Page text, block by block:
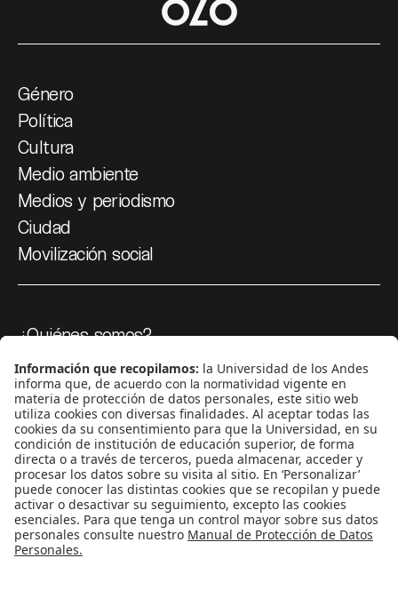
Género
Política
Cultura
Medio ambiente
Medios y periodismo
Ciudad
Movilización social
¿Quiénes somos?
Podcasts
Ediciones especiales
Proyectos 070
SÍGUENOS